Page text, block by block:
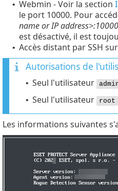
• Webmin - Voir la section
le port 10000. Pour
name or IP address>:10000
est désactivé, il est
• Accès distant par SSH
Autorisations de
• Seul l'utilisateur
• Seul l'utilisateur root
Les informations suivantes